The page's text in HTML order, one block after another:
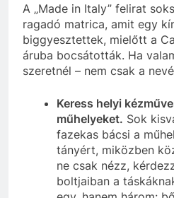
A „Made in Italy” felirat
ragadó matrica, amit egy
biggyesztettek, mielőtt a
áruba bocsátották. Ha
szeretnél – nem csak a
Keress helyi
műhelyeket. Sok
fazekas bácsi a
tányért, miközben
ne csak nézz,
boltjaiban a